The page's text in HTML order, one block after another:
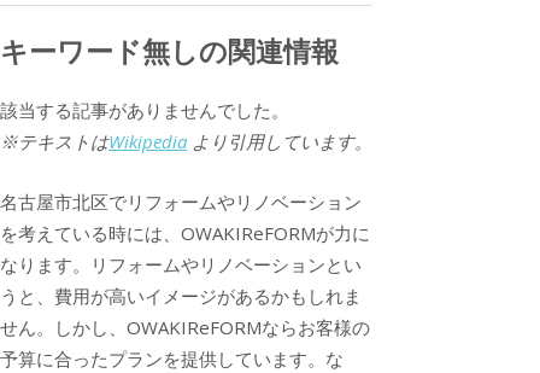
キーワード無しの関連情報
該当する記事がありませんでした。
※テキストはWikipedia より引用しています。
名古屋市北区でリフォームやリノベーション
を考えている時には、OWAKIReFORMが力に
なります。リフォームやリノベーションとい
うと、費用が高いイメージがあるかもしれま
せん。しかし、OWAKIReFORMならお客様の
予算に合ったプランを提供しています。な